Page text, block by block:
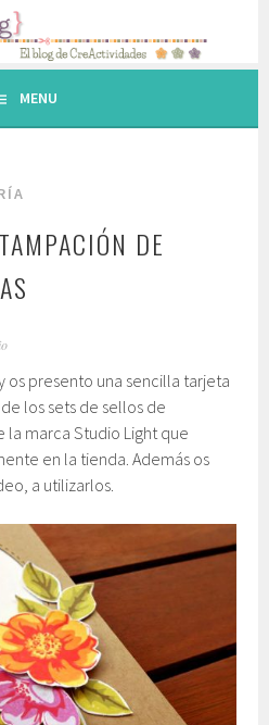
MENU
DE
os presento una sencilla tarjeta
los sets de sellos de
marca Studio Light que
en la tienda. Además os
a utilizarlos.